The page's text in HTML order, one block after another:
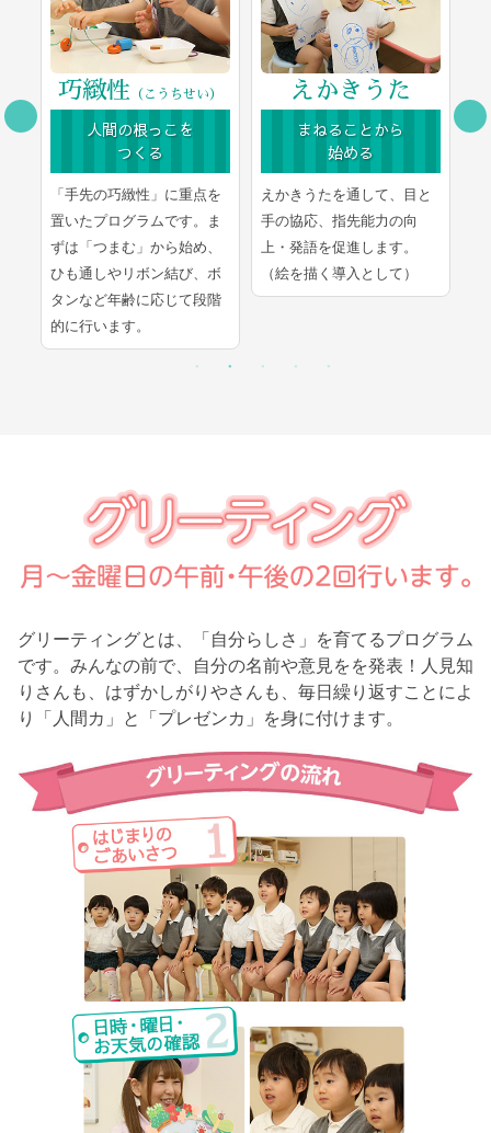
巧緻性 （こうちせい）
人間の根っこを
つくる
「手先の巧緻性」に重点を
置いたプログラムです。ま
ずは「つまむ」から始め、
ひも通しやリボン結び、ボ
タンなど年齢に応じて段階
的に行います。
えかきうた
まねることから
始める
えかきうたを通して、目と
手の協応、指先能力の向
上・発語を促進します。
（絵を描く導入として）
グリーティングとは、「自分らしさ」を育てるプログラム
です。みんなの前で、自分の名前や意見をを発表！人見知
りさんも、はずかしがりやさんも、毎日繰り返すことによ
り「人間カ」と「プレゼンカ」を身に付けます。